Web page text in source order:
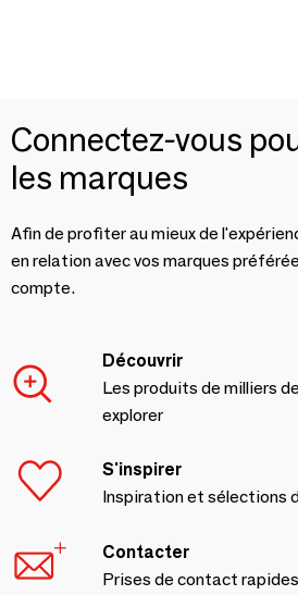
Connectez-vous
les marques
Afin de profiter au mieux de
en relation avec vos marques
compte.
Découvrir
Les produits de milliers
explorer
S'inspirer
Inspiration et sélections
Contacter
Prises de contact